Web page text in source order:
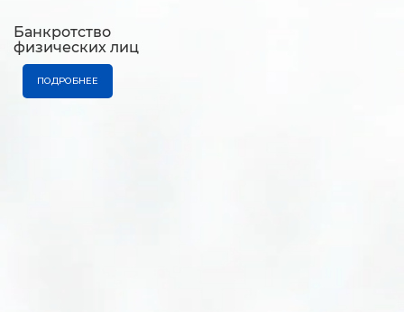
Банкротство
физических лиц
ПОДРОБНЕЕ